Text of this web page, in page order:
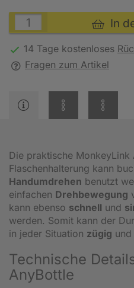
In
14 Tage kostenloses
Fragen zum Artikel
Die praktische MonkeyLink
Flaschenhalterung kann
Handumdrehen benutzt
einfachen Drehbewegung
kann ebenso schnell und
werden. Somit kann der
in jeder Situation zügig und
Technische
AnyBottle